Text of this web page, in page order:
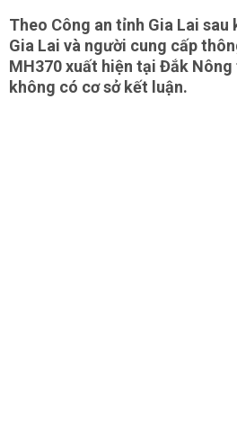
Theo Công an tỉnh Gia Lai sau
Gia Lai và người cung cấp
MH370 xuất hiện tại Đắk
không có cơ sở kết luận.